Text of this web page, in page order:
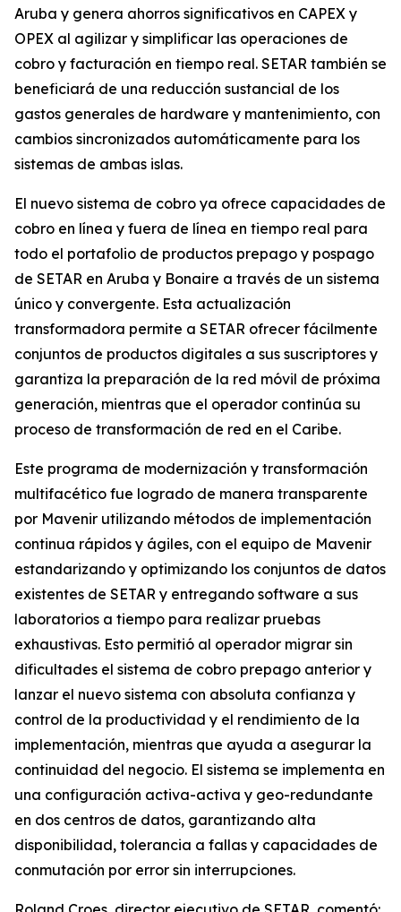
Aruba y genera ahorros significativos en CAPEX y
OPEX al agilizar y simplificar las operaciones de
cobro y facturación en tiempo real. SETAR también se
beneficiará de una reducción sustancial de los
gastos generales de hardware y mantenimiento, con
cambios sincronizados automáticamente para los
sistemas de ambas islas.
El nuevo sistema de cobro ya ofrece capacidades de
cobro en línea y fuera de línea en tiempo real para
todo el portafolio de productos prepago y pospago
de SETAR en Aruba y Bonaire a través de un sistema
único y convergente. Esta actualización
transformadora permite a SETAR ofrecer fácilmente
conjuntos de productos digitales a sus suscriptores y
garantiza la preparación de la red móvil de próxima
generación, mientras que el operador continúa su
proceso de transformación de red en el Caribe.
Este programa de modernización y transformación
multifacético fue logrado de manera transparente
por Mavenir utilizando métodos de implementación
continua rápidos y ágiles, con el equipo de Mavenir
estandarizando y optimizando los conjuntos de datos
existentes de SETAR y entregando software a sus
laboratorios a tiempo para realizar pruebas
exhaustivas. Esto permitió al operador migrar sin
dificultades el sistema de cobro prepago anterior y
lanzar el nuevo sistema con absoluta confianza y
control de la productividad y el rendimiento de la
implementación, mientras que ayuda a asegurar la
continuidad del negocio. El sistema se implementa en
una configuración activa-activa y geo-redundante
en dos centros de datos, garantizando alta
disponibilidad, tolerancia a fallas y capacidades de
conmutación por error sin interrupciones.